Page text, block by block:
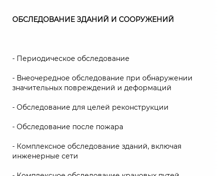
ОБСЛЕДОВАНИЕ ЗДАНИЙ И СООРУЖЕНИЙ
- Периодическое обследование
- Внеочередное обследование при обнаружении
значительных повреждений и деформаций
- Обследование для целей реконструкции
- Обследование после пожара
- Комплексное обследование зданий, включая
инженерные сети